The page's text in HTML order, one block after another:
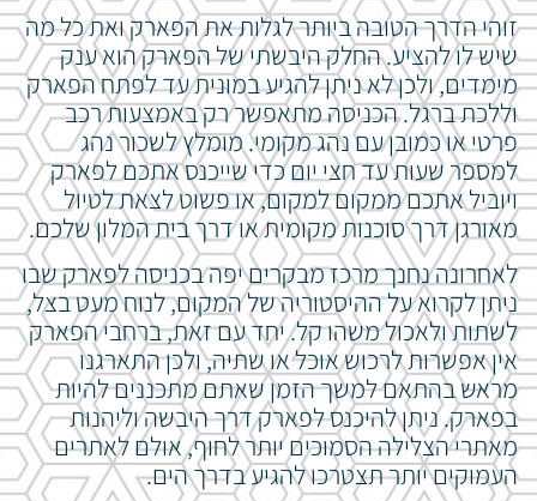
זוהי הדרך הטובה ביותר לגלות את הפארק ואת כל מה
שיש לו להציע. החלק היבשתי של הפארק הוא ענק
מימדים, ולכן לא ניתן להגיע במונית עד לפתח הפארק
וללכת ברגל. הכניסה מתאפשר רק באמצעות רכב
פרטי או כמובן עם נהג מקומי. מומלץ לשכור נהג
למספר שעות עד חצי יום כדי שייכנס אתכם לפארק
ויוביל אתכם ממקום למקום, או פשוט לצאת לטיול
מאורגן דרך סוכנות מקומית או דרך בית המלון שלכם.
לאחרונה נחנך מרכז מבקרים יפה בכניסה לפארק שבו
ניתן לקרוא על ההיסטוריה של המקום, לנוח מעט בצל,
לשתות ולאכול משהו קל. יחד עם זאת, ברחבי הפארק
אין אפשרות לרכוש אוכל או שתיה, ולכן התארגנו
מראש בהתאם למשך הזמן שאתם מתכננים להיות
בפארק. ניתן להיכנס לפארק דרך היבשה וליהנות
מאתרי הצלילה הסמוכים יותר לחוף, אולם לאתרים
העמוקים יותר תצטרכו להגיע בדרך הים.